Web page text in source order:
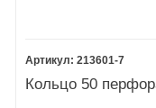
213601-7
Кольцо 50